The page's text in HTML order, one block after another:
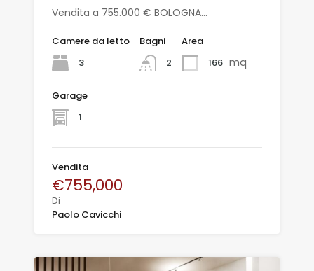
Vendita a 755.000 € BOLOGNA…
Camere da letto
3
Bagni
2
Area
166 mq
Garage
1
Vendita
€755,000
Di
Paolo Cavicchi